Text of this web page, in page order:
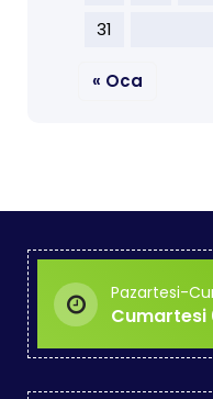
31
« Oca
Pazartesi-
Cumartesi